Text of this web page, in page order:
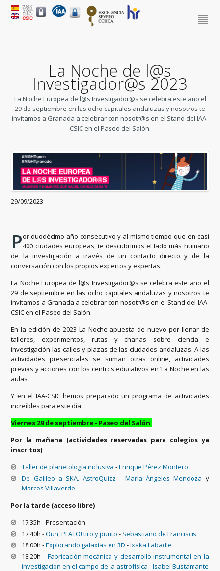
La Noche de l@s
Investigador@s 2023
La Noche Europea de l@s Investigador@s se celebra este año el
29 de septiembre en las ocho capitales andaluzas y nosotros te
invitamos a Granada a celebrar con nosotr@s en el Stand del IAA-
CSIC en el Paseo del Salón.
29/09/2023
Por duodécimo año consecutivo y al mismo tiempo que en casi
400 ciudades europeas, te descubrimos el lado más humano
de la investigación a través de un contacto directo y de la
conversación con los propios expertos y expertas.
La Noche Europea de l@s Investigador@s se celebra este año el
29 de septiembre en las ocho capitales andaluzas y nosotros te
invitamos a Granada a celebrar con nosotr@s en el Stand del IAA-
CSIC en el Paseo del Salón.
En la edición de 2023 La Noche apuesta de nuevo por llenar de
talleres, experimentos, rutas y charlas sobre ciencia e
investigación las calles y plazas de las ciudades andaluzas. A las
actividades presenciales se suman otras online, actividades
previas y acciones con los centros educativos en ‘La Noche en las
aulas’.
Y en el IAA-CSIC hemos preparado un programa de actividades
increíbles para este día:
Viernes 29 de septiembre - Paseo del Salón
Por la mañana (actividades reservadas para colegios ya
inscritos)
Taller de planetología inclusiva -Enrique Pérez Montero
De Galileo a SKA. AstroQuizz - María Ángeles Mendoza y
Marcos Villaverde
Por la tarde (acceso libre)
17:35h - Presentación
17:40h -Ouh, PLATO! tiro y punto - Sebastiano de Franciscis
18:00h -Explorando galaxias en 3D -Ixaka Labadie
18:20h - Fabricación mecánica y desarrollo instrumental en la
investigación en el campo de la astrofísica -Isabel Bustamante